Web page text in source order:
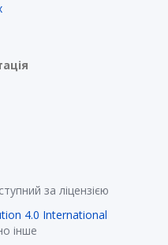
за ліцензією
4.0 International
інше